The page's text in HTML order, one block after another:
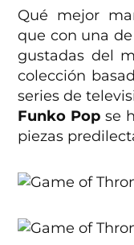
Qué mejor
que con una
gustadas del
colección
series de
Funko Pop se
piezas